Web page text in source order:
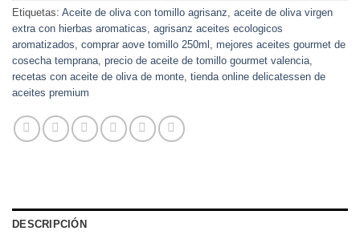
Etiquetas: Aceite de oliva con tomillo agrisanz, aceite de oliva virgen
extra con hierbas aromaticas, agrisanz aceites ecologicos
aromatizados, comprar aove tomillo 250ml , mejores aceites gourmet de
cosecha temprana, precio de aceite de tomillo gourmet valencia,
recetas con aceite de oliva de monte, tienda online delicatessen de
aceites premium
DESCRIPCIÓN